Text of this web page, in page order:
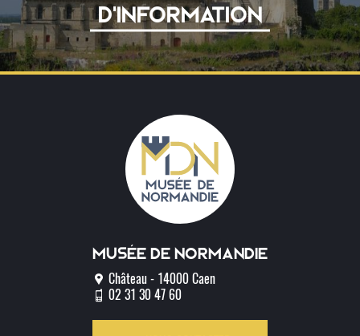
D'INFORMATION
Musée de normandie
Château - 14000 Caen
02 31 30 47 60